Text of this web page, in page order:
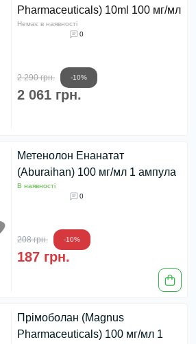
Pharmaceuticals) 10ml 100 мг/мл
Немає в наявності
0
2 290 грн. -10%
2 061 грн.
Метенолон Енанатат
(Aburaihan) 100 мг/мл 1 ампула
В наявності
0
208 грн. -10%
187 грн.
Прімоболан (Magnus
Pharmaceuticals) 100 мг/мл 1